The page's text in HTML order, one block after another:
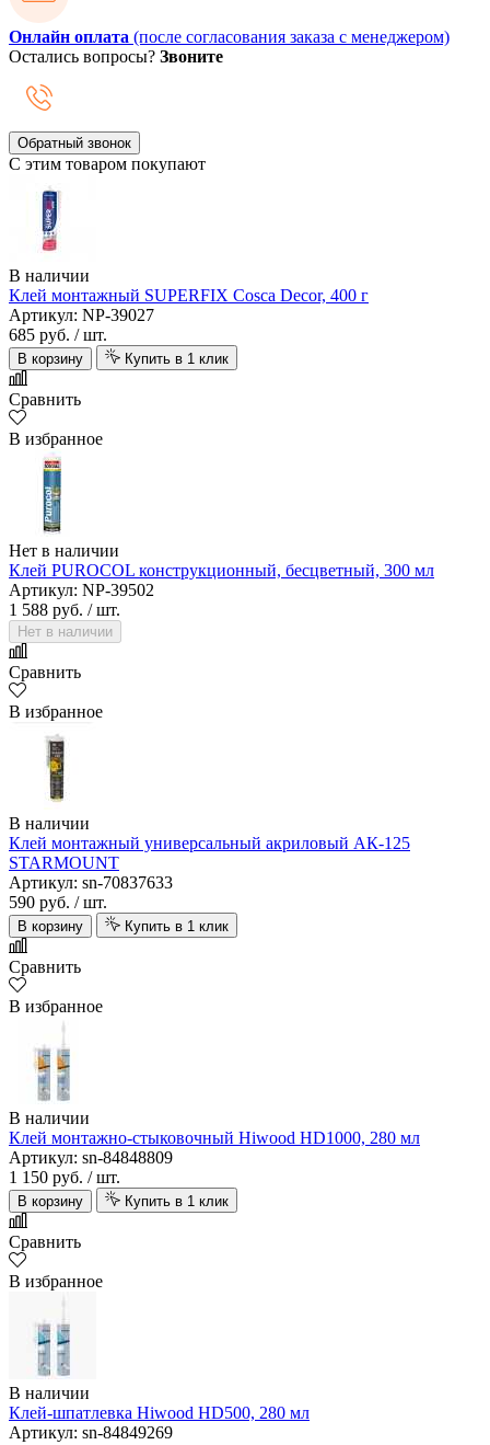
Онлайн оплата (после согласования заказа с менеджером)
Остались вопросы? Звоните
Обратный звонок
С этим товаром покупают
В наличии
Клей монтажный SUPERFIX Cosca Decor, 400 г
Артикул: NP-39027
685 руб. / шт.
В корзину Купить в 1 клик
Сравнить
В избранное
Нет в наличии
Клей PUROCOL конструкционный, бесцветный, 300 мл
Артикул: NP-39502
1 588 руб. / шт.
Нет в наличии
Сравнить
В избранное
В наличии
Клей монтажный универсальный акриловый АК-125
STARMOUNT
Артикул: sn-70837633
590 руб. / шт.
В корзину Купить в 1 клик
Сравнить
В избранное
В наличии
Клей монтажно-стыковочный Hiwood HD1000, 280 мл
Артикул: sn-84848809
1 150 руб. / шт.
В корзину Купить в 1 клик
Сравнить
В избранное
В наличии
Клей-шпатлевка Hiwood HD500, 280 мл
Артикул: sn-84849269